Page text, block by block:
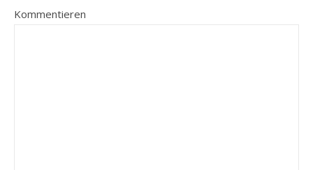
Kommentieren